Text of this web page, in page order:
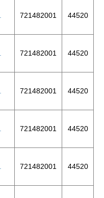
721482001 44520
721482001 44520
721482001 44520
721482001 44520
721482001 44520